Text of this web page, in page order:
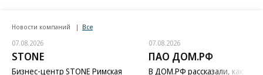
Новости компаний Все
07.08.2026
STONE
Бизнес-центр STONE Римская
07.08.2026
ПАО ДОМ.РФ
В ДОМ.РФ рассказали, как